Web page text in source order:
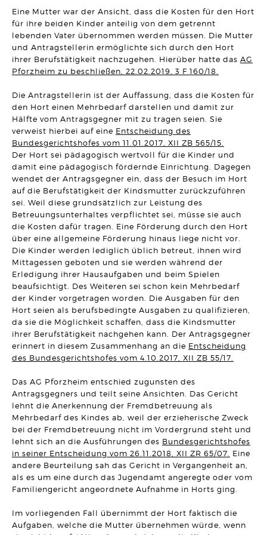
Neue Klarheit zur Wirksamkeit von sogenannten freien
Hinauskündigungsklauseln bei
Management-/Geschäftsführerbeteiligungen
Artikel vom 29.04.2026 | Hanno Stangier
Herzlichen Glückwunsch zur Verleihung des
Artikel vom 27.04.2026 | SRB
MIETRECHT
Eigenbedarfskündigung trotz Umbau- und Verkaufsabsicht
wirksam
Artikel vom 01.04.2026 | Sonja Borchard
VERTRAGSRECHT
Aufgedrängte Mangelbeseitigung nach Fristablauf lässt
Rücktrittsrecht entfallen
Artikel vom 24.03.2026 | David Hellmanzik
ARBEITSRECHT
Fristlose Kündigung wegen Tätlichkeit gegenüber einem
Vorgesetzten
Artikel vom 20.03.2026 | Dr. Thomas Braitsch
ERBRECHT
DR. BO`S ERBRECHTS LEXIKON #5
Artikel vom 09.03.2026 | Dr. Michael Borchard
UNTERNEHMENSRECHT
Flucht einer GmbH vor seinen Gläubigern durch
Sitzverlegung verhindert!
Artikel vom 03.03.2026 | Hanno Stangier
Darf eine Untervermietung darauf ausgerichtet sein, einen
Gewinn zu erzielen?
Artikel vom 23.02.2026 | Sonja Borchard
ARBEITSRECHT
Schadensersatz bei permanent unzulässiger Überwachung
des Arbeitsplatzes
Artikel vom 12.02.2026 | Ralf Regel
BAURECHT
Gebäudetyp E: "E" wie "einfach" oder "E" wie
"Einzelfallprüfung"?
FAMILIENRECHT
Eine Mutter war der Ansicht, dass die Kosten für den Hort
für ihre beiden Kinder anteilig von dem getrennt
lebenden Vater übernommen werden müssen. Die Mutter
und Antragstellerin ermöglichte sich durch den Hort
ihrer Berufstätigkeit nachzugehen. Hierüber hatte das AG
Pforzheim zu beschließen, 22.02.2019, 3 F 160/18.
Die Antragstellerin ist der Auffassung, dass die Kosten für
den Hort einen Mehrbedarf darstellen und damit zur
Hälfte vom Antragsgegner mit zu tragen seien. Sie
verweist hierbei auf eine Entscheidung des
Bundesgerichtshofes vom 11.01.2017, XII ZB 565/15.
Der Hort sei pädagogisch wertvoll für die Kinder und
damit eine pädagogisch fördernde Einrichtung. Dagegen
wendet der Antragsgegner ein, dass der Besuch im Hort
auf die Berufstätigkeit der Kindsmutter zurückzuführen
sei. Weil diese grundsätzlich zur Leistung des
Betreuungsunterhaltes verpflichtet sei, müsse sie auch
die Kosten dafür tragen. Eine Förderung durch den Hort
über eine allgemeine Förderung hinaus liege nicht vor.
Die Kinder werden lediglich üblich betreut, ihnen wird
Mittagessen geboten und sie werden während der
Erledigung ihrer Hausaufgaben und beim Spielen
beaufsichtigt. Des Weiteren sei schon kein Mehrbedarf
der Kinder vorgetragen worden. Die Ausgaben für den
Hort seien als berufsbedingte Ausgaben zu qualifizieren,
da sie die Möglichkeit schaffen, dass die Kindsmutter
ihrer Berufstätigkeit nachgehen kann. Der Antragsgegner
erinnert in diesem Zusammenhang an die Entscheidung
des Bundesgerichtshofes vom 4.10.2017, XII ZB 55/17.
Das AG Pforzheim entschied zugunsten des
Antragsgegners und teilt seine Ansichten. Das Gericht
lehnt die Anerkennung der Fremdbetreuung als
Mehrbedarf des Kindes ab, weil der erzieherische Zweck
bei der Fremdbetreuung nicht im Vordergrund steht und
lehnt sich an die Ausführungen des Bundesgerichtshofes
in seiner Entscheidung vom 26.11.2018, XII ZR 65/07.
Eine
andere Beurteilung sah das Gericht in Vergangenheit an,
als es um eine durch das Jugendamt angeregte oder vom
Familiengericht angeordnete Aufnahme in Horts ging.
Im vorliegenden Fall übernimmt der Hort faktisch die
Aufgaben, welche die Mutter übernehmen würde, wenn